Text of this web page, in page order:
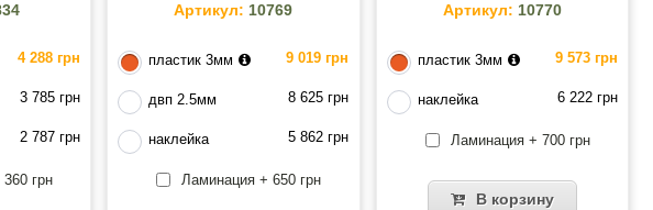
4 288 грн
3 785 грн
2 787 грн
грн
Артикул: 10769
пластик 3мм 9 019 грн
двп 2.5мм 8 625 грн
наклейка 5 862 грн
Ламинация + 650 грн
Артикул: 10770
пластик 3мм 9 573 грн
наклейка 6 222 грн
Ламинация + 700 грн
В корзину